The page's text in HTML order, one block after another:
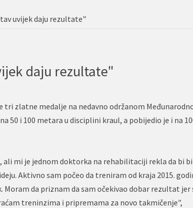
uvijek daju rezultate"
daju rezultate"
tri zlatne medalje na nedavno održanom
50 i 100 metara u disciplini kraul, a pobijedio je i na
mi je jednom doktorka na rehabilitaciji rekla da bi
Aktivno sam počeo da treniram od kraja 2015.
da priznam da sam očekivao dobar rezultat jer
treninzima i pripremama za novo takmičenje",